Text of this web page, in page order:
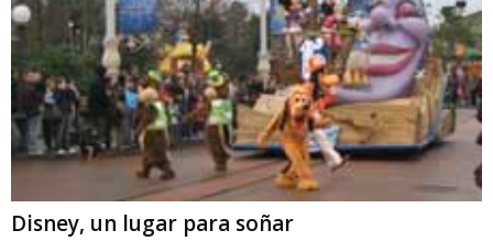
Disney, un lugar para soñar